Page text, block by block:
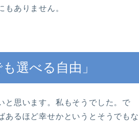
ありません。
選べる自由」
と思います。私もそうでした。で
あるほど幸せかというとそうでもな